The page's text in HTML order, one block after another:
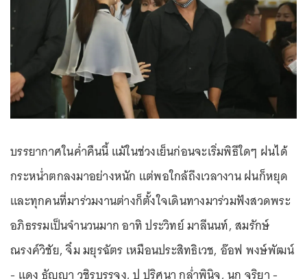
บรรยากาศในค่ำคืนนี้ แม้ในช่วงเย็นก่อนจะเริ่มพิธีใดๆ ฝนได้
กระหน่ำตกลงมาอย่างหนัก แต่พอใกล้ถึงเวลางาน ฝนก็หยุด
และทุกคนที่มาร่วมงานต่างก็ตั้งใจเดินทางมาร่วมฟังสวดพระ
อภิธรรมเป็นจำนวนมาก อาทิ ประวิทย์ มาลีนนท์, สมรักษ์
ณรงค์วิชัย, จิ๋ม มยุรฉัตร เหมือนประสิทธิเวช, อ๊อฟ พงษ์พัฒน์
- แดง ธัญญา วชิรบรรจง, ปู ปริศนา กล่ำพินิจ, นก จริยา -